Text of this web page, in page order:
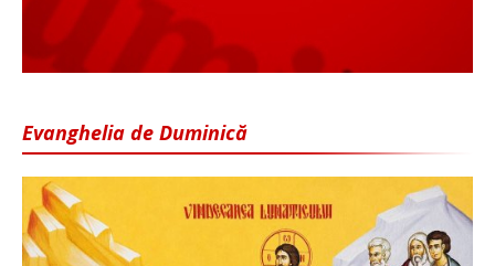
Evanghelia de Duminică